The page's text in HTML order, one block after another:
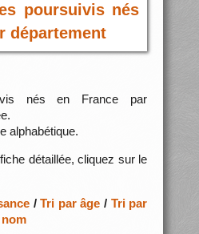
poursuivis nés
département
nés en France par
alphabétique.
détaillée, cliquez sur le
/Tri par âge / Tri par